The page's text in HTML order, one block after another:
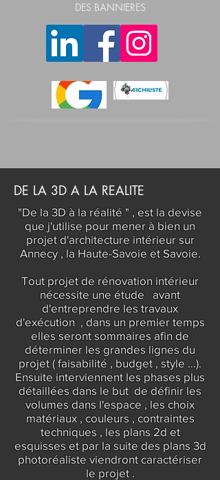
DES BANNIERES
DE LA 3D A LA REALITE
"De la 3D à la réalité " , est la devise
que j'utilise pour mener à bien un
projet d'architecture intérieur sur
Annecy , la Haute-Savoie et Savoie.
Tout projet de rénovation intérieur
nécessite une étude avant
d'entreprendre les travaux
d'exécution , dans un premier temps
elles seront sommaires afin de
déterminer les grandes lignes du
projet ( faisabilité , budget , style ...).
Ensuite interviennent les phases plus
détaillées dans le but de définir les
volumes dans l'espace , les choix
matériaux , couleurs , contraintes
techniques , les plans 2d et
esquisses et par la suite des plans 3d
photoréaliste viendront caractériser
le projet .